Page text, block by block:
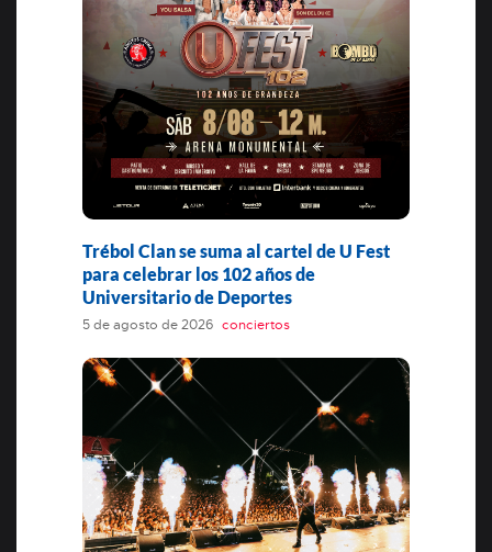
Trébol Clan se suma al cartel de U Fest
para celebrar los 102 años de
Universitario de Deportes
5 de agosto de 2026 conciertos